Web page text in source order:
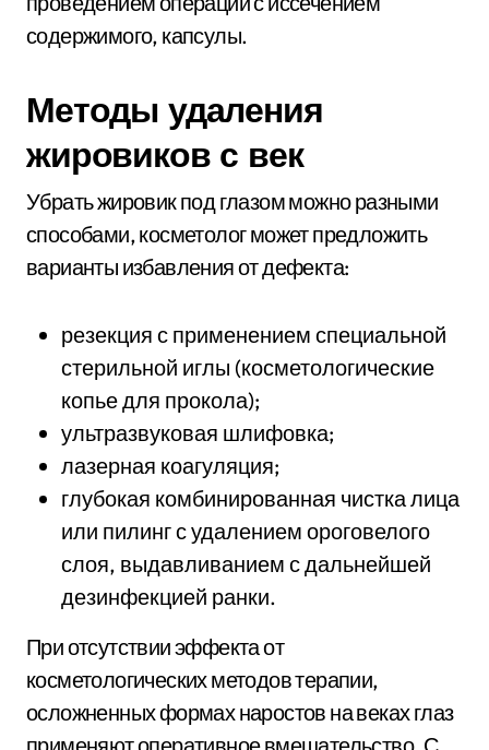
содержимого, капсулы.
Методы удаления
жировиков с век
Убрать жировик под глазом можно разными
способами, косметолог может предложить
варианты избавления от дефекта:
резекция с применением специальной
стерильной иглы (косметологические
копье для прокола);
ультразвуковая шлифовка;
лазерная коагуляция;
глубокая комбинированная чистка лица
или пилинг с удалением ороговелого
слоя, выдавливанием с дальнейшей
дезинфекцией ранки.
При отсутствии эффекта от
косметологических методов терапии,
осложненных формах наростов на веках глаз